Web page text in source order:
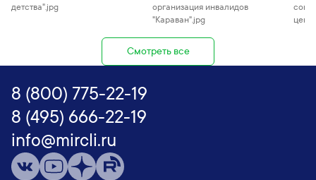
детства".jpg
организация инвалидов
"Караван".jpg
Смотреть все
8 (800) 775-22-19
8 (495) 666-22-19
info@mircli.ru